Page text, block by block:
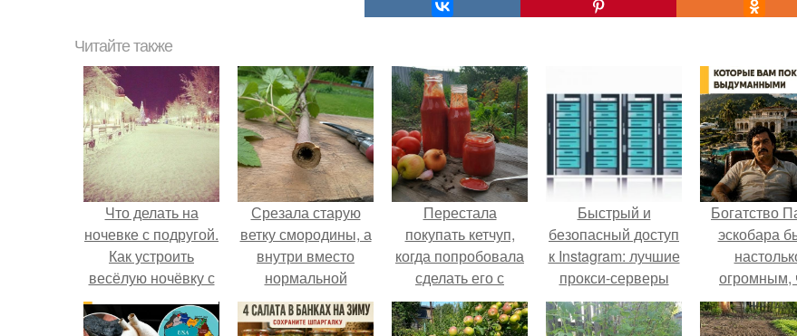
Читайте также
Что делать на
ночевке с подругой.
Как устроить
весёлую ночёвку с
подружками
Срезала старую
ветку смородины, а
внутри вместо
нормальной
светлой
сердцевины
Перестала
покупать кетчуп,
когда попробовала
сделать его с
яблоками.
Быстрый и
безопасный доступ
к Instagram: лучшие
прокси-серверы
2024 года
Богатство
эскобара
огромным,
многие
нём звучат